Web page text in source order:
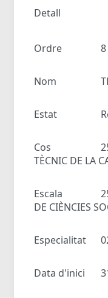
Detall
Ordre 8
Nom
Estat
Cos
TÈCNIC DE LA
Escala
DE CIÈNCIES
Especialitat
Data d'inici